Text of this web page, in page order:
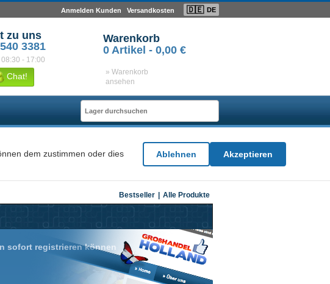
Anmelden Kunden Versandkosten 🇩🇪 DE
zu uns
3381
08:30 - 17:00
Chat!
Warenkorb
0 Artikel - 0,00 €
» Warenkorb
ansehen
dem zustimmen oder dies
Ablehnen Akzeptieren
Bestseller Alle Produkte
sofort registrieren können